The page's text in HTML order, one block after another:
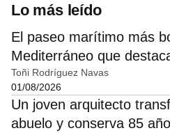
Lo más leído
El paseo marítimo más
Mediterráneo que
Toñi Rodríguez Navas
01/08/2026
Un joven arquitecto
abuelo y conserva 85